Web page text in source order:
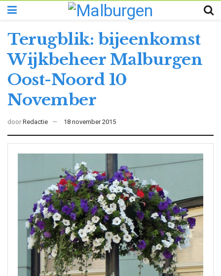
Terugblik: bijeenkomst
Wijkbeheer Malburgen
Oost-Noord 10
November
door Redactie 18 november 2015